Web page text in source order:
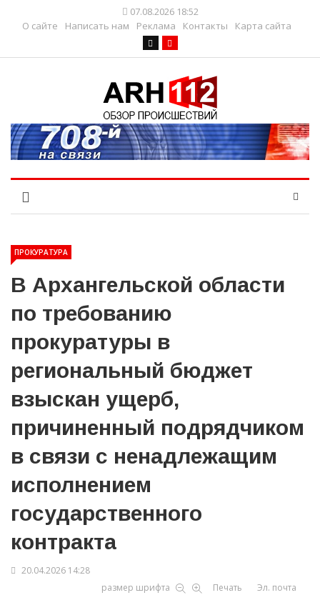
07.08.2026 18:52
О сайте
Написать нам Реклама Контакты Карта сайта
ПРОКУРАТУРА
В Архангельской области
по требованию
прокуратуры в
региональный бюджет
взыскан ущерб,
причиненный подрядчиком
в связи с ненадлежащим
исполнением
государственного
контракта
20.04.2026 14:28
размер шрифта
Печать Эл. почта